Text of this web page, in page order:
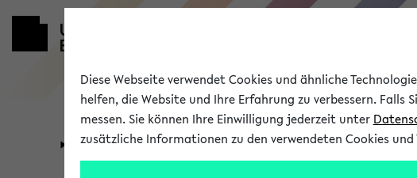
Universität Forschung
Diese Webseite verwendet Cookies und ähnliche
helfen, die Website und Ihre Erfahrung zu verbessern.
messen. Sie können Ihre Einwilligung jederzeit unter
zusätzliche Informationen zu den verwendeten Cookies und